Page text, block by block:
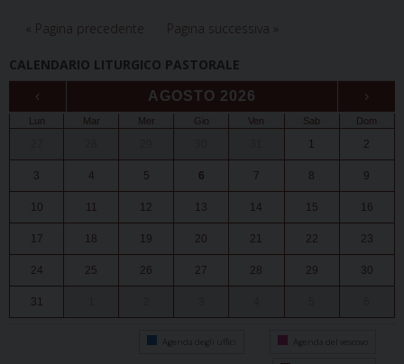
« Pagina precedente Pagina successiva »
CALENDARIO LITURGICO PASTORALE
‹ AGOSTO 2026 ›
Lun Mar Mer Gio Ven Sab Dom
1 2
3 4 5 6 7 8 9
10 11 12 13 14 15 16
17 18 19 20 21 22 23
24 25 26 27 28 29 30
31
Agenda degli uffici Agenda del vescovo